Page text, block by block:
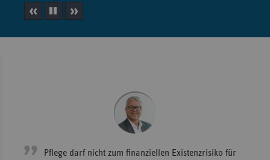
vorheriges
Slideshow
nächstes
Pflege darf nicht zum finanziellen Existenzrisiko für